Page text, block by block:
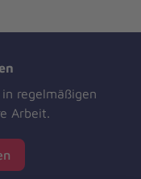
regelmäßigen
Arbeit.